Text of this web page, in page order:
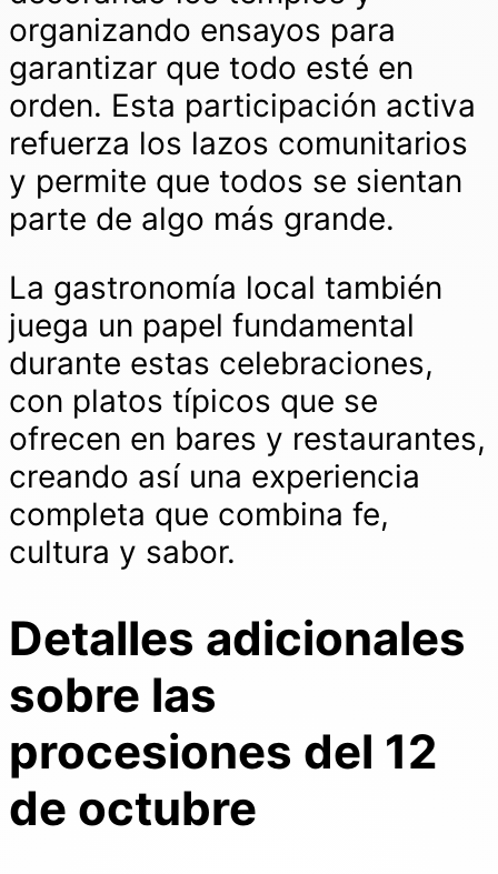
organizando ensayos para
garantizar que todo esté en
orden. Esta participación activa
refuerza los lazos comunitarios
y permite que todos se sientan
parte de algo más grande.
La gastronomía local también
juega un papel fundamental
durante estas celebraciones,
con platos típicos que se
ofrecen en bares y restaurantes,
creando así una experiencia
completa que combina fe,
cultura y sabor.
Detalles adicionales
sobre las
procesiones del 12
de octubre